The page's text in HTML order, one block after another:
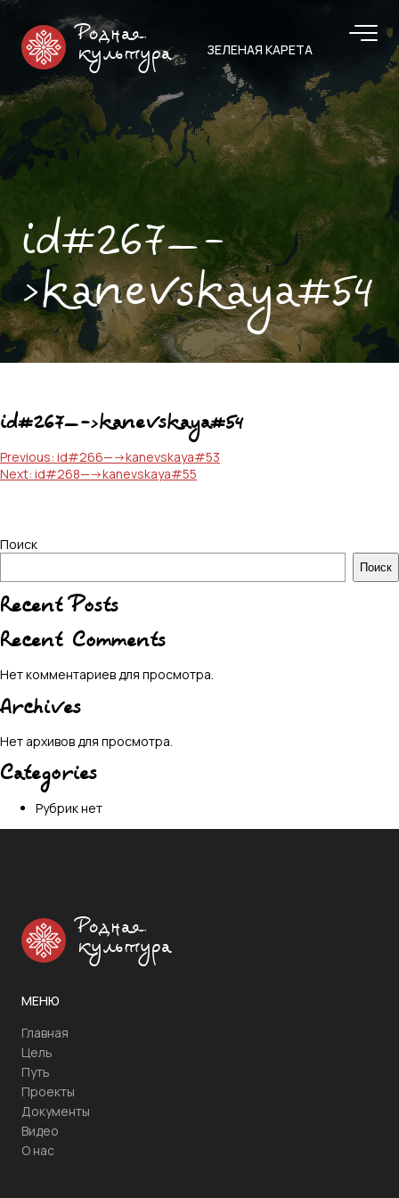
Родная
культура
ЗЕЛЕНАЯ КАРЕТА
id#267—-
>kanevskaya#54
id#267—->kanevskaya#54
Навигация
по
Previous: id#266—->kanevskaya#53
Next: id#268—->kanevskaya#55
Поиск
Поиск
Recent Posts
Recent Comments
Нет комментариев для просмотра.
Archives
Нет архивов для просмотра.
Categories
Рубрик нет
Родная
культура
МЕНЮ
Главная
Цель
Путь
Проекты
Документы
Видео
О нас